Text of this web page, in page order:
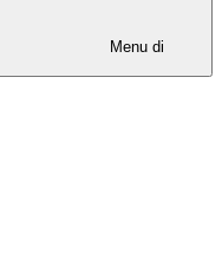
Menu di